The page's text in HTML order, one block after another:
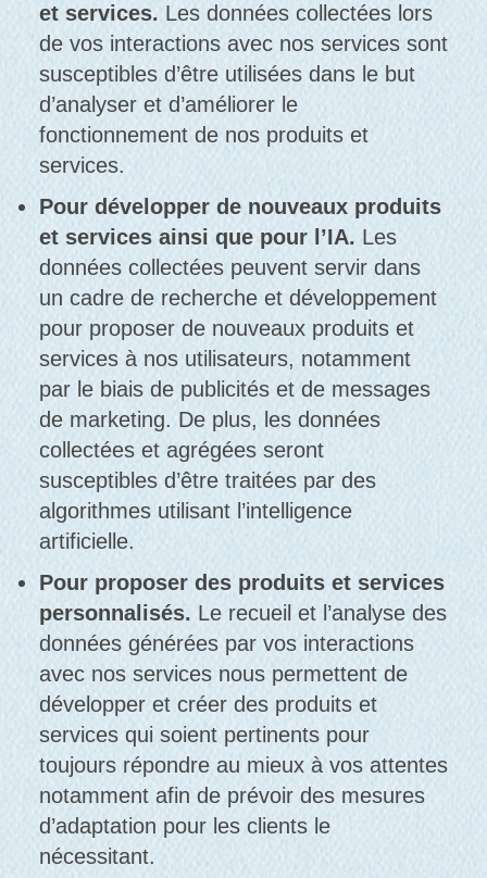
et services. Les données collectées lors
de vos interactions avec nos services sont
susceptibles d’être utilisées dans le but
d’analyser et d’améliorer le
fonctionnement de nos produits et
services.
Pour développer de nouveaux produits
et services ainsi que pour l’IA. Les
données collectées peuvent servir dans
un cadre de recherche et développement
pour proposer de nouveaux produits et
services à nos utilisateurs, notamment
par le biais de publicités et de messages
de marketing. De plus, les données
collectées et agrégées seront
susceptibles d’être traitées par des
algorithmes utilisant l’intelligence
artificielle.
Pour proposer des produits et services
personnalisés. Le recueil et l’analyse des
données générées par vos interactions
avec nos services nous permettent de
développer et créer des produits et
services qui soient pertinents pour
toujours répondre au mieux à vos attentes
notamment afin de prévoir des mesures
d’adaptation pour les clients le
nécessitant.